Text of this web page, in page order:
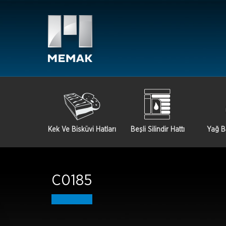
Kek Ve Bisküvi Hatları Beşli Silindir Hattı Yağ
C0185